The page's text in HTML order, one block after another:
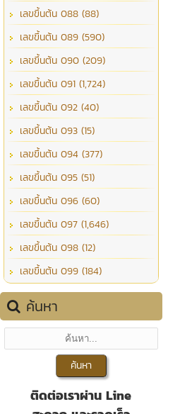
เลขขึ้นต้น 088 (88)
เลขขึ้นต้น 089 (590)
เลขขึ้นต้น 090 (209)
เลขขึ้นต้น 091 (1,724)
เลขขึ้นต้น 092 (40)
เลขขึ้นต้น 093 (15)
เลขขึ้นต้น 094 (377)
เลขขึ้นต้น 095 (51)
เลขขึ้นต้น 096 (60)
เลขขึ้นต้น 097 (1,646)
เลขขึ้นต้น 098 (12)
เลขขึ้นต้น 099 (184)
ค้นหา
ติดต่อเราผ่าน Line